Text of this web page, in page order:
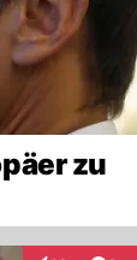
zu